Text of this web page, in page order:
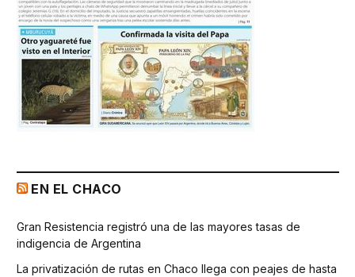
EN EL CHACO
Gran Resistencia registró una de las mayores tasas de
indigencia de Argentina
La privatización de rutas en Chaco llega con peajes de hasta